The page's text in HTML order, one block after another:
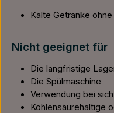
Kalte Getränke
Nicht geeignet für
Die langfristige
Die Spülmaschine
Verwendung bei
Kohlensäurehaltige